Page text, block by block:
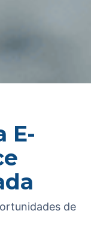
E-
de